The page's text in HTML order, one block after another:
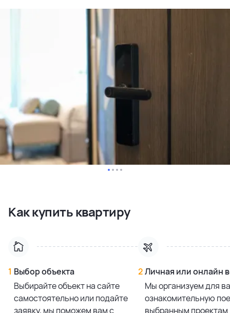
Как купить квартиру
1 Выбор объекта
Выбирайте объект на сайте
самостоятельно или подайте
заявку, мы поможем вам с
2Личная или онлайн
Мы организуем для
ознакомительную
выбранным проектам